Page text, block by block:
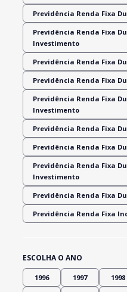
Previdência Renda Fixa
Previdência Renda Fixa
Investimento
Previdência Renda Fixa
Previdência Renda Fixa
Previdência Renda Fixa
Investimento
Previdência Renda Fixa
Previdência Renda Fixa
Previdência Renda Fixa
Investimento
Previdência Renda Fixa
Previdência Renda Fixa
ESCOLHA O ANO
1996 1997 1998